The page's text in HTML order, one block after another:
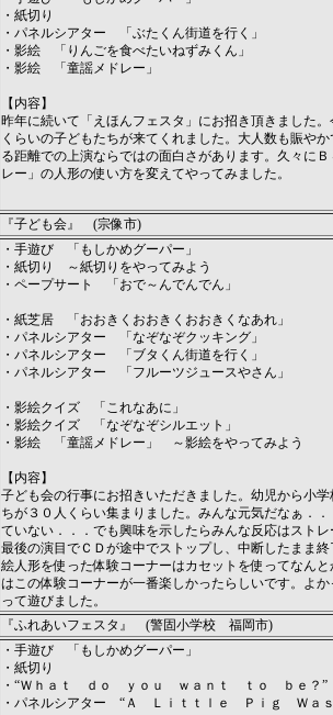
・紙切り
・パネルシアター 「ぶたくん街道を行く」
・影絵 「りんごを食べたいねずみくん」
・影絵 「童謡メドレー」
【内容】
昨年に続いて「えほんフェスタ」にお招き頂きました
くらいの子どもたちが来てくれました。大人数も賑や
る距離での上演ならではの面白さがあります。久々に
レー」の人形の使い方を変えてやってみました。
『子ども会』 (宗像市)
・手遊び 「もしかめグーパー」
・紙切り ～紙切りをやってみよう
・ペープサート 「おで～んでんでん」
・紙芝居 「おおきくおおきくおおきくなあれ」
・パネルシアター 「なぞなぞクッキング」
・パネルシアター 「ブタくん街道を行く」
・パネルシアター 「フルーツジュースやさん」
・影絵クイズ 「これなあに」
・影絵クイズ 「なぞなぞシルエット」
・影絵 「童謡メドレー」 ～影絵をやってみよう
【内容】
子ども会の行事にお招きいただきました。幼児から小
ちが３０人くらい集まりました。みんな元気だなぁ．
ていない．．．でも興味を示したらみんな反応はストレ
最後の演目でＣＤが途中でストップし、中断したまま
絵人形を使った体験コーナーはカセットを使ってなん
はこの体験コーナーが一番楽しかったらしいです。よ
って遊びました。
『ふれあいフェスタ』 (警固小学校 福岡市)
・手遊び 「もしかめグーパー」
・紙切り
・“Ｗｈａｔ ｄｏ ｙｏｕ ｗａｎｔ ｔｏ ｂｅ？”
・パネルシアター “Ａ Ｌｉｔｔｌｅ Ｐｉｇ Ｗａ